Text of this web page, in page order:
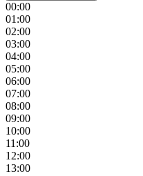
00:00
01:00
02:00
03:00
04:00
05:00
06:00
07:00
08:00
09:00
10:00
11:00
12:00
13:00